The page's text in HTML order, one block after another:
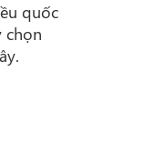
quốc
chọn